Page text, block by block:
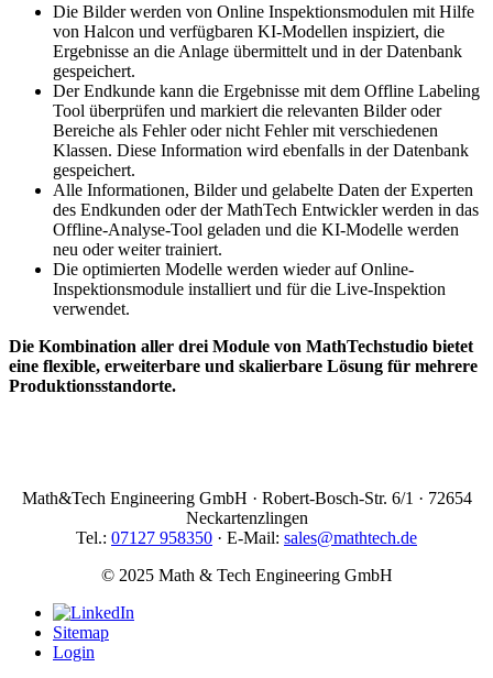
Die Bilder werden von Online Inspektionsmodulen mit Hilfe
von Halcon und verfügbaren KI-Modellen inspiziert, die
Ergebnisse an die Anlage übermittelt und in der Datenbank
gespeichert.
Der Endkunde kann die Ergebnisse mit dem Offline Labeling
Tool überprüfen und markiert die relevanten Bilder oder
Bereiche als Fehler oder nicht Fehler mit verschiedenen
Klassen. Diese Information wird ebenfalls in der Datenbank
gespeichert.
Alle Informationen, Bilder und gelabelte Daten der Experten
des Endkunden oder der MathTech Entwickler werden in das
Offline-Analyse-Tool geladen und die KI-Modelle werden
neu oder weiter trainiert.
Die optimierten Modelle werden wieder auf Online-
Inspektionsmodule installiert und für die Live-Inspektion
verwendet.
Die Kombination aller drei Module von MathTechstudio bietet
eine flexible, erweiterbare und skalierbare Lösung für mehrere
Produktionsstandorte.
Math&Tech Engineering GmbH · Robert-Bosch-Str. 6/1 · 72654
Neckartenzlingen
Tel.: 07127 958350 · E-Mail: sales@mathtech.de
© 2025 Math & Tech Engineering GmbH
Sitemap
Login